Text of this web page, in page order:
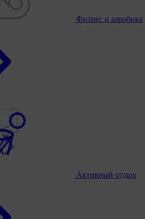
Фитнес и аэробика
Активный отдых